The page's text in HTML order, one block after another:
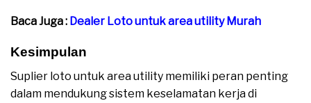
Baca Juga : Dealer Loto untuk area utility Murah
Kesimpulan
Suplier loto untuk area utility memiliki peran penting
dalam mendukung sistem keselamatan kerja di